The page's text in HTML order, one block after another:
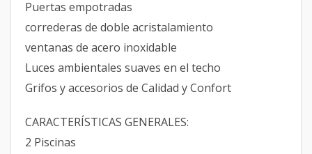
Puertas empotradas
correderas de doble acristalamiento
ventanas de acero inoxidable
Luces ambientales suaves en el techo
Grifos y accesorios de Calidad y Confort
CARACTERÍSTICAS GENERALES:
2 Piscinas